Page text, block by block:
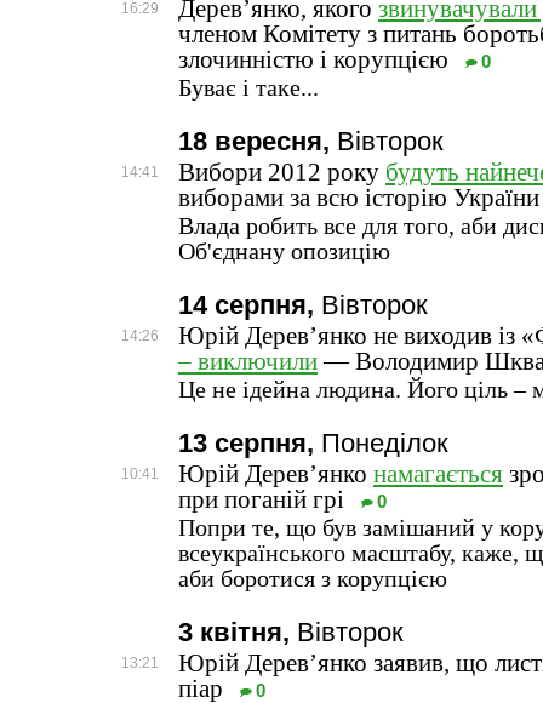
16:29 Дерев’янко, якого звинувачували
членом Комітету з питань
злочинністю і корупцією
0
Буває і таке...
18 вересня, Вівторок
14:41 Вибори 2012 року будуть
виборами за всю історію
Влада робить все для того, аби
Об'єднану опозицію
14 серпня, Вівторок
14:26
Юрій Дерев’янко не виходив із
– виключили— Володимир
Це не ідейна людина. Його ціль –
13 серпня, Понеділок
10:41 Юрій Дерев’янко намагається
при поганій грі
0
Попри те, що був замішаний у
всеукраїнського масштабу, каже,
аби боротися з корупцією
3 квітня, Вівторок
13:21
Юрій Дерев’янко заявив, що
піар
0